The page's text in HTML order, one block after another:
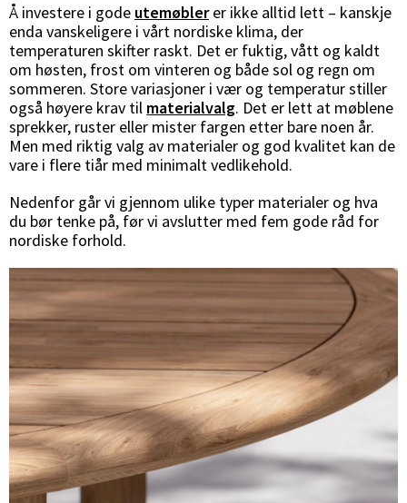
Å investere i gode utemøbler er ikke alltid lett – kanskje
enda vanskeligere i vårt nordiske klima, der
temperaturen skifter raskt. Det er fuktig, vått og kaldt
om høsten, frost om vinteren og både sol og regn om
sommeren. Store variasjoner i vær og temperatur stiller
også høyere krav til materialvalg. Det er lett at møblene
sprekker, ruster eller mister fargen etter bare noen år.
Men med riktig valg av materialer og god kvalitet kan de
vare i flere tiår med minimalt vedlikehold.
Nedenfor går vi gjennom ulike typer materialer og hva
du bør tenke på, før vi avslutter med fem gode råd for
nordiske forhold.